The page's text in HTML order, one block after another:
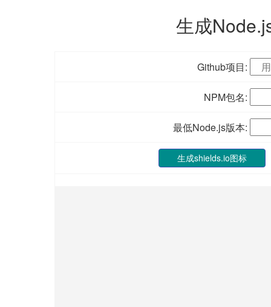
生成
Github项目:
NPM包名:
最低Node.js版本:
生成shields.io图标